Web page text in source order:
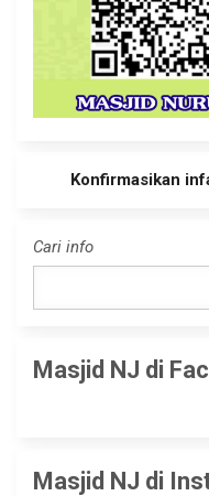
Konfirmasikan
Cari info
Masjid NJ di
Masjid NJ di